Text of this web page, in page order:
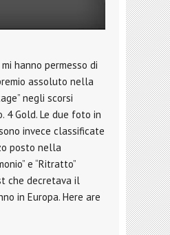
hanno permesso di
assoluto nella
negli scorsi
4 Gold. Le due foto in
invece classificate
posto nella
e “Ritratto”
che decretava il
in Europa. Here are